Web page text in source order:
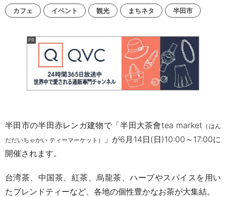
カフェ イベント 観光 まちネタ 半田市
半田市の半田赤レンガ建物で「半田大茶會tea market （はん
だだいちゃかい ティーマーケット） 」が6 月14日(日)10:00～17:00に
開催されます。
台湾茶、中国茶、紅茶、烏龍茶、ハーブやスパイスを用い
たブレンドティーなど、各地の個性豊かなお茶が大集結。